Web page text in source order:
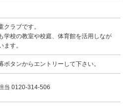
クラブです。
学校の教室や校庭、体育館を活用しなが
ます。
ボタンからエントリーして下さい。
当 0120-314-506